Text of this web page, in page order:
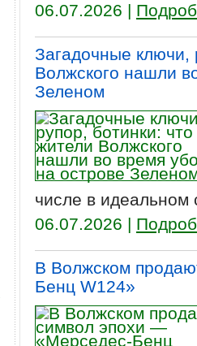
06.07.2026 |
Загадочные ключи,
Волжского нашли
Зеленом
числе в идеальном
06.07.2026 |
В Волжском
Бенц W124»